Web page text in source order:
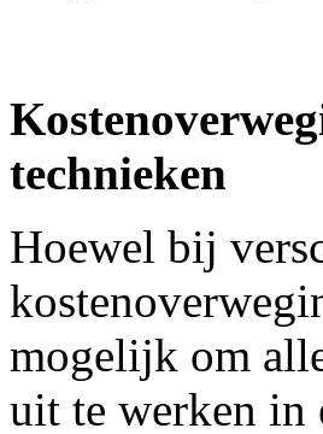
technieken
Hoewel bij
mogelijk om
uit te werken in